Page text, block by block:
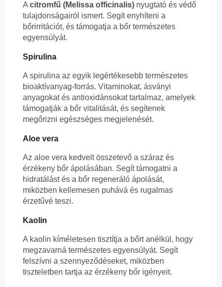
A citromfű (Melissa officinalis) nyugtató és védő
tulajdonságairól ismert. Segít enyhíteni a
bőrirritációt, és támogatja a bőr természetes
egyensúlyát.
Spirulina
A spirulina az egyik legértékesebb természetes
bioaktívanyag-forrás. Vitaminokat, ásványi
anyagokat és antioxidánsokat tartalmaz, amelyek
támogatják a bőr vitalitását, és segítenek
megőrizni egészséges megjelenését.
Aloe vera
Az aloe vera kedvelt összetevő a száraz és
érzékeny bőr ápolásában. Segít támogatni a
hidratálást és a bőr regeneráló ápolását,
miközben kellemesen puhává és rugalmas
érzetűvé teszi.
Kaolin
A kaolin kíméletesen tisztítja a bőrt anélkül, hogy
megzavarná természetes egyensúlyát. Segít
felszívni a szennyeződéseket, miközben
tiszteletben tartja az érzékeny bőr igényeit.